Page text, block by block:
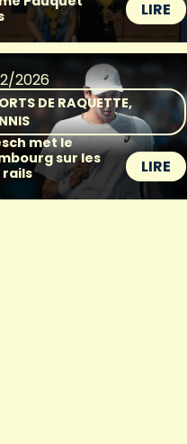
LIRE
2026
DE RAQUETTE
met le
sur les
rails
LIRE